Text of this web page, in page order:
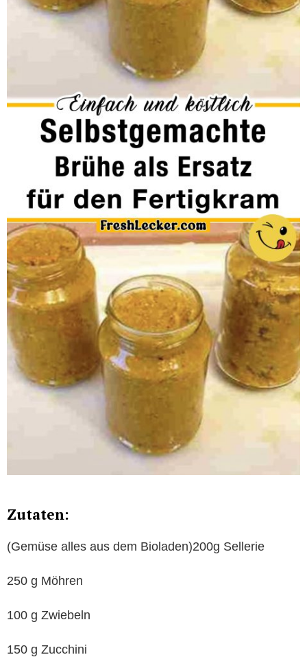
Zutaten:
(Gemüse alles aus dem Bioladen)200g Sellerie
250 g Möhren
100 g Zwiebeln
150 g Zucchini